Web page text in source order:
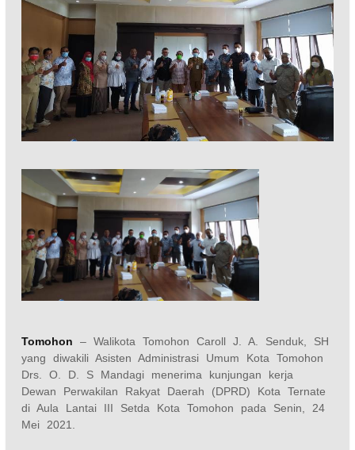
Tomohon – Walikota Tomohon Caroll J. A. Senduk, SH
yang diwakili Asisten Administrasi Umum Kota Tomohon
Drs. O. D. S Mandagi menerima kunjungan kerja
Dewan Perwakilan Rakyat Daerah (DPRD) Kota Ternate
di Aula Lantai III Setda Kota Tomohon pada Senin, 24
Mei 2021.